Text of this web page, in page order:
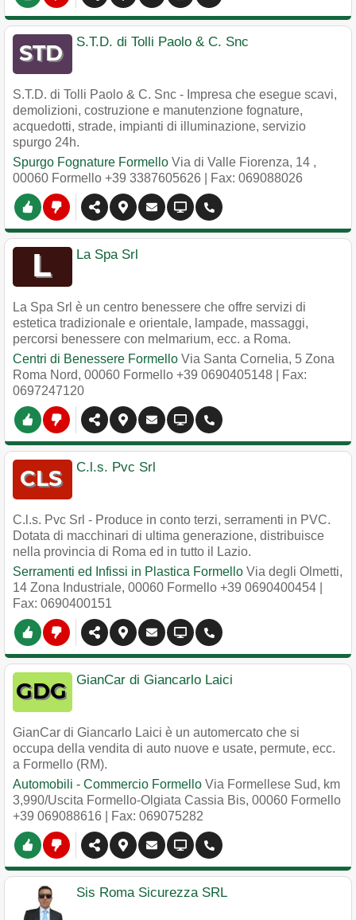
S.T.D. di Tolli Paolo & C. Snc
S.T.D. di Tolli Paolo & C. Snc - Impresa che esegue scavi,
demolizioni, costruzione e manutenzione fognature,
acquedotti, strade, impianti di illuminazione, servizio
spurgo 24h.
Spurgo Fognature Formello Via di Valle Fiorenza, 14 ,
00060 Formello +39 3387605626 | Fax: 069088026
La Spa Srl
La Spa Srl è un centro benessere che offre servizi di
estetica tradizionale e orientale, lampade, massaggi,
percorsi benessere con melmarium, ecc. a Roma.
Centri di Benessere Formello Via Santa Cornelia, 5 Zona
Roma Nord, 00060 Formello +39 0690405148 | Fax:
0697247120
C.l.s. Pvc Srl
C.l.s. Pvc Srl - Produce in conto terzi, serramenti in PVC.
Dotata di macchinari di ultima generazione, distribuisce
nella provincia di Roma ed in tutto il Lazio.
Serramenti ed Infissi in Plastica Formello Via degli Olmetti,
14 Zona Industriale, 00060 Formello +39 0690400454
Fax: 0690400151
GianCar di Giancarlo Laici
GianCar di Giancarlo Laici è un automercato che si
occupa della vendita di auto nuove e usate, permute, ecc.
a Formello (RM).
Automobili - Commercio Formello Via Formellese Sud, km
3,990/Uscita Formello-Olgiata Cassia Bis, 00060 Formello
+39 069088616 | Fax: 069075282
Sis Roma Sicurezza SRL